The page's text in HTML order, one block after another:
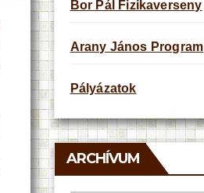
Bor Pál Fizikaverseny
Arany János Program
Pályázatok
ARCHÍVUM